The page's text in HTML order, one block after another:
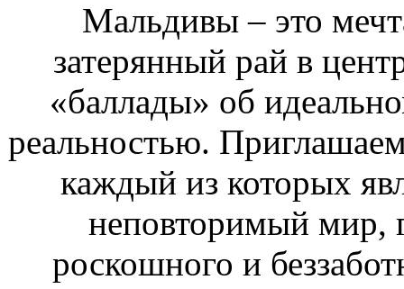
Мальдивы – это
затерянный рай в
«баллады» об
реальностью.
каждый из которых
неповторимый мир,
роскошного и